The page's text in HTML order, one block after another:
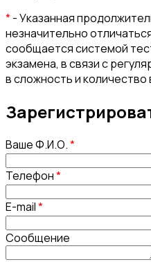
*- Указанная
незначительно
сообщается системой
экзамена, в связи с
в сложность и
Ваше Ф.И.О.*
Телефон*
E-mail*
Сообщение